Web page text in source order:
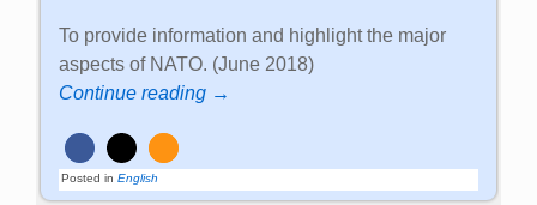
To provide information and highlight the major
aspects of NATO. (June 2018)
Continue reading →
Posted in English